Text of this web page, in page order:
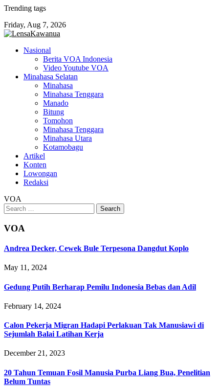
Skip
content
Trending tags
Friday, Aug 7, 2026
Nasional
Berita VOA Indonesia
Video Youtube VOA
Minahasa Selatan
Minahasa
Minahasa Tenggara
Manado
Bitung
Tomohon
Minahasa Tenggara
Minahasa Utara
Kotamobagu
Artikel
Konten
Lowongan
Redaksi
VOA
Search
for:
VOA
Andrea Decker, Cewek Bule Terpesona Dangdut Koplo
May 11, 2024
Gedung Putih Berharap Pemilu Indonesia Bebas dan Adil
February 14, 2024
Calon Pekerja Migran Hadapi Perlakuan Tak Manusiawi di
Sejumlah Balai Latihan Kerja
December 21, 2023
20 Tahun Temuan Fosil Manusia Purba Liang Bua, Penelitian
Belum Tuntas